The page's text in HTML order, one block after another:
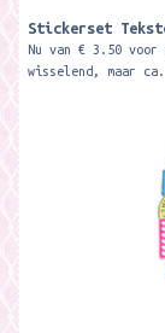
Stickerset
Nu van € 3.50
wisselend, maar